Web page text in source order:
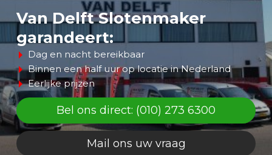
Aanbiedingen
Sleutel nabestellen
Nieuws
Vacature
Van Delft Slotenmaker
garandeert:
Dag en nacht bereikbaar
Binnen een half uur op locatie in Nederland
Eerlijke prijzen
Bel ons direct: (010) 273 6300
Mail ons uw vraag